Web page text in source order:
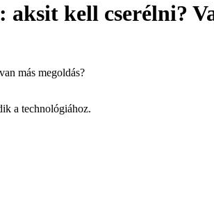
kell cserélni?
a technológiához.